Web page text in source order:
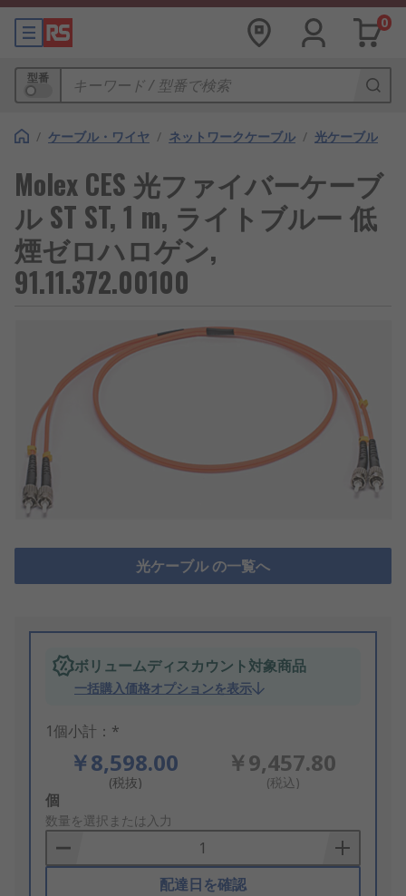
0
型番
/ ケーブル・ワイヤ / ネットワークケーブル / 光ケーブル
Molex CES 光ファイバーケーブ
ル ST ST, 1 m, ライトブルー 低
煙ゼロハロゲン,
91.11.372.00100
光ケーブル の一覧へ
ボリュームディスカウント対象商品
一括購入価格オプションを表示
1個小計：*
￥8,598.00
(税抜)
￥9,457.80
(税込)
Add
to
Basket
個
数量を選択または入力
配達日を確認